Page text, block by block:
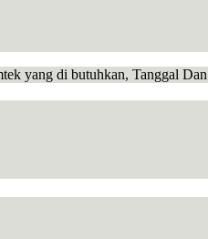
yang di butuhkan, Tanggal